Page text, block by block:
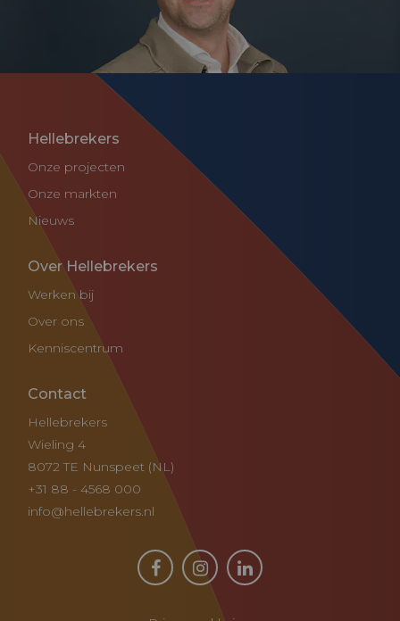
Hellebrekers
Onze projecten
Onze markten
Nieuws
Over Hellebrekers
Werken bij
Over ons
Kenniscentrum
Contact
Hellebrekers
Wieling 4
8072 TE Nunspeet (NL)
+31 88 - 4568 000
info@hellebrekers.nl